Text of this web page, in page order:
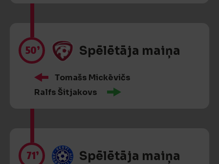
50’ Spēlētāja maiņa
Tomašs Mickēvičs
Ralfs Šitjakovs
71’ Spēlētāja maiņa